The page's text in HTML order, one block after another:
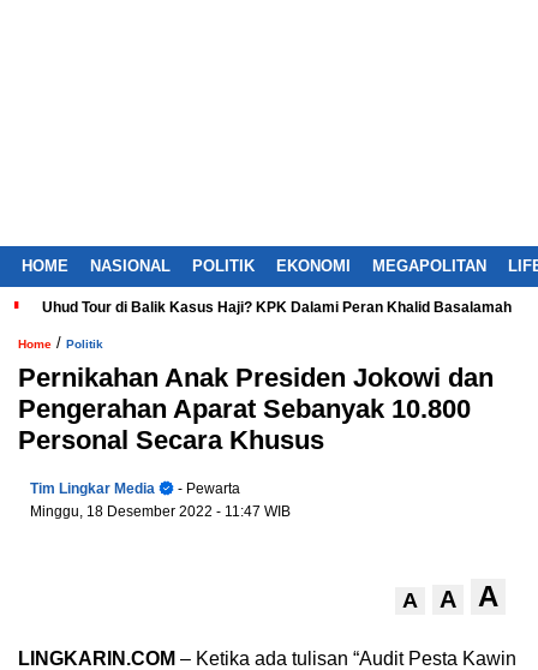
HOME NASIONAL POLITIK EKONOMI MEGAPOLITAN
Uhud Tour di Balik Kasus Haji? KPK Dalami Peran Khalid Basalamah
Home / Politik
Pernikahan Anak Presiden Jokowi dan
Pengerahan Aparat Sebanyak 10.800
Personal Secara Khusus
Tim Lingkar Media
- Pewarta
Minggu, 18 Desember 2022 - 11:47 WIB
A A A
LINGKARIN.COM – Ketika ada tulisan “Audit Pesta Kawin